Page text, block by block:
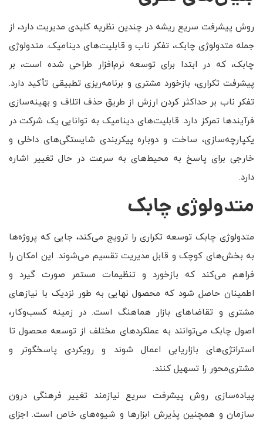
روش پیشرفت سریع ریشه در چندین نظریه کلیدی مدیریت دارد، از
جمله متدولوژی چابک، تفکر ناب و قابلیت‌های دینامیک. متدولوژی
چابک، که در ابتدا برای توسعه نرم‌افزار طراحی شده است، بر
پیشرفت تکراری، بازخورد مشتری و برنامه‌ریزی تطبیقی تأکید دارد.
تفکر ناب بر حداکثر کردن ارزش از طریق حذف اتلاف و بهینه‌سازی
فرآیندها تمرکز دارد. قابلیت‌های دینامیک به توانایی یک شرکت در
یکپارچه‌سازی، ساخت و دوباره پیکربندی شایستگی‌های داخلی و
خارجی برای پاسخ به محیط‌های به سرعت در حال تغییر اشاره
دارد.
متدولوژی چابک
متدولوژی چابک توسعه تکراری را ترویج می‌کند، جایی که پروژه‌ها
به بخش‌های کوچک و قابل مدیریت تقسیم می‌شوند. این امکان را
فراهم می‌کند که بازخورد و تنظیمات مستمر صورت گیرد و
اطمینان حاصل شود که محصول نهایی به طور نزدیک با نیازهای
مشتری و تقاضاهای بازار هماهنگ است. در زمینه کسب‌وکار،
اصول چابک می‌توانند به عملکردهای مختلف از توسعه محصول تا
استراتژی‌های بازاریابی اعمال شوند و رویکردی پاسخگوتر و
مشتری‌محور را تسهیل کنند.
پیاده‌سازی روش پیشرفت سریع نیازمند تغییر فرهنگی درون
سازمان و همچنین پذیرش ابزارها و شیوه‌های خاص است. اجزای